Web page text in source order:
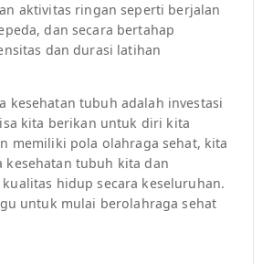
aktivitas ringan seperti berjalan
dan secara bertahap
dan durasi latihan
kesehatan tubuh adalah investasi
kita berikan untuk diri kita
memiliki pola olahraga sehat, kita
kesehatan tubuh kita dan
hidup secara keseluruhan.
untuk mulai berolahraga sehat